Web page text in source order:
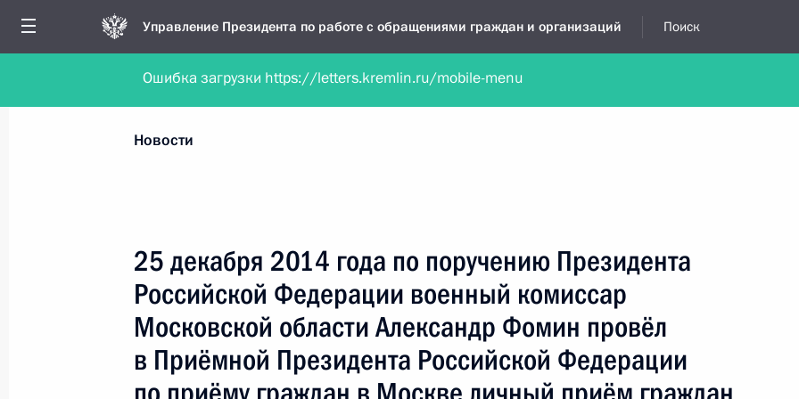
Управление Президента по работе с обращениями граждан и организаций Поиск
Обратиться в форме электронного документа Обратиться в устной форме
Все новости
Все руководители, регионы, города и темы
Новости
25 декабря 2014 года по поручению Президента
Российской Федерации военный комиссар
Московской области Александр Фомин провёл
в Приёмной Президента Российской Федерации
Ошибка загрузки https://letters.kremlin.ru/mobile-menu